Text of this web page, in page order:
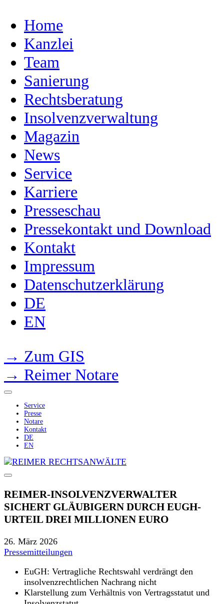
Home
Kanzlei
Team
Sanierung
Rechtsberatung
Insolvenzverwaltung
Magazin
News
Service
Karriere
Presseschau
Pressekontakt und Download
Kontakt
Impressum
Datenschutzerklärung
DE
EN
→ Zum GIS
→ Reimer Notare
Service
Presse
Notare
Kontakt
DE
EN
REIMER-INSOLVENZVERWALTER
SICHERT GLÄUBIGERN DURCH EUGH-
URTEIL DREI MILLIONEN EURO
26. März 2026
Pressemitteilungen
EuGH: Vertragliche Rechtswahl verdrängt den
insolvenzrechtlichen Nachrang nicht
Klarstellung zum Verhältnis von Vertragsstatut und